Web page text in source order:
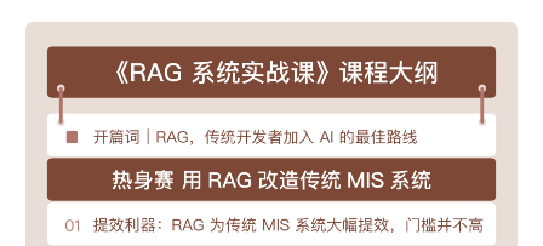
什么样的 RAG 项目门槛低，能够快速上手？
RAG 具体落地的时候，都需要考虑哪些因素？
怎样评估和持续优化 RAG 应用质量？
为此，我们邀请了 RAG 技术专家叶伟民老师，推出这门对初
学者更友好的 RAG 实战课，让你能在学习过程中少一些迷茫
困惑， 用最为简单省力的方式快速上手 RAG 应用开发。